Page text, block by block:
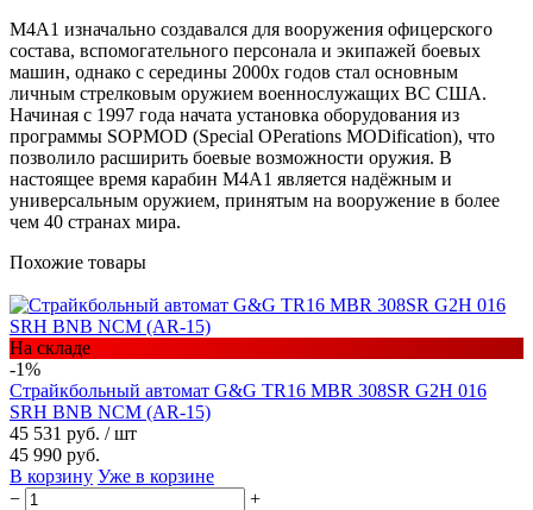
М4А1 изначально создавался для вооружения офицерского
состава, вспомогательного персонала и экипажей боевых
машин, однако с середины 2000х годов стал основным
личным стрелковым оружием военнослужащих ВС США.
Начиная с 1997 года начата установка оборудования из
программы SOPMOD (Special OPerations MODification), что
позволило расширить боевые возможности оружия. В
настоящее время карабин М4А1 является надёжным и
универсальным оружием, принятым на вооружение в более
чем 40 странах мира.
Похожие товары
На складе
-1%
Страйкбольный автомат G&G TR16 MBR 308SR G2H 016
SRH BNB NCM (AR-15)
45 531 руб. / шт
45 990 руб.
В корзину Уже в корзине
−
+